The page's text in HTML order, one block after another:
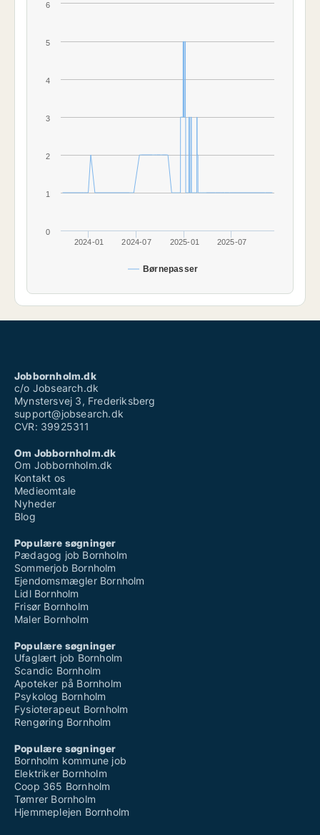
Børnepasser
2024-01 2024-07 2025-01 2025-07
0
1
2
3
4
5
6
Jobbornholm.dk
c/o Jobsearch.dk
Mynstersvej 3, Frederiksberg
support@jobsearch.dk
CVR: 39925311
Om Jobbornholm.dk
Om Jobbornholm.dk
Kontakt os
Medieomtale
Nyheder
Blog
Populære søgninger
Pædagog job Bornholm
Sommerjob Bornholm
Ejendomsmægler Bornholm
Lidl Bornholm
Frisør Bornholm
Maler Bornholm
Populære søgninger
Ufaglært job Bornholm
Scandic Bornholm
Apoteker på Bornholm
Psykolog Bornholm
Fysioterapeut Bornholm
Rengøring Bornholm
Populære søgninger
Bornholm kommune job
Elektriker Bornholm
Coop 365 Bornholm
Tømrer Bornholm
Hjemmeplejen Bornholm